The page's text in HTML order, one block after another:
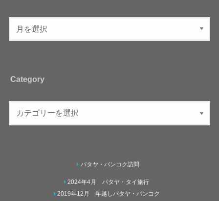
Category
パタヤ・バンコク訪問
2024年4月 パタヤ・タイ旅行
2019年12月 年越しパタヤ・バンコク